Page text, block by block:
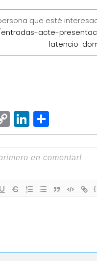
que esté
acte-
latencio-
Copy
Link
LinkedIn